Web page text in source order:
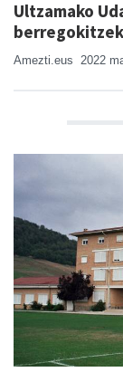
Ultzamako
Amezti.eus 2022